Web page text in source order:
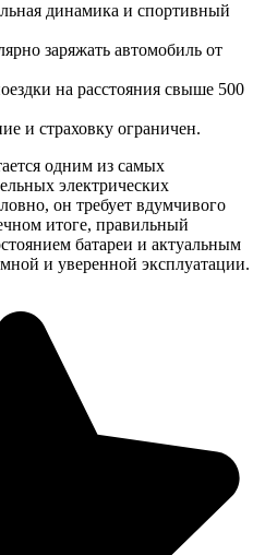
динамика и спортивный
заряжать автомобиль от
на расстояния свыше 500
и страховку ограничен.
одним из самых
электрических
он требует вдумчивого
итоге, правильный
батареи и актуальным
и уверенной эксплуатации.